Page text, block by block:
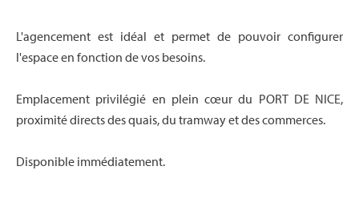
L'agencement est idéal et permet de pouvoir configurer
l'espace en fonction de vos besoins.
Emplacement privilégié en plein cœur du PORT DE NICE,
proximité directs des quais, du tramway et des commerces.
Disponible immédiatement.